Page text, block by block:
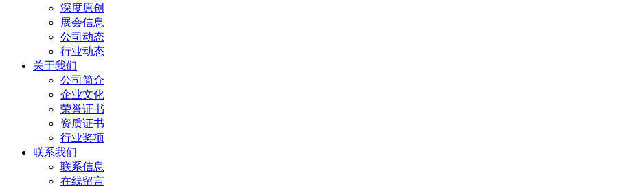
深度原创
展会信息
公司动态
行业动态
关于我们
公司简介
企业文化
荣誉证书
资质证书
行业奖项
联系我们
联系信息
在线留言